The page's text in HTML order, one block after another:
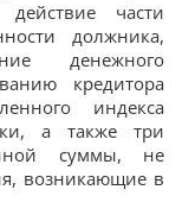
действие части
должника,
денежного
кредитора
индекса
а также три
суммы, не
возникающие в